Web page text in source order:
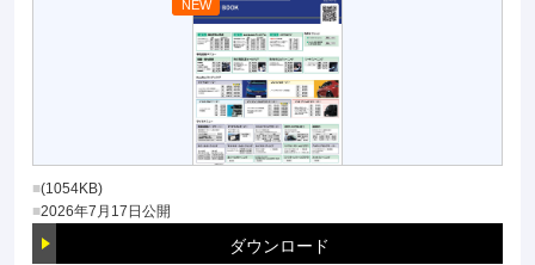
(1054KB)
2026年7月17日公開
ダウンロード